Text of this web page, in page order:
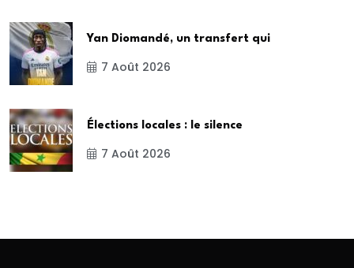
Yan Diomandé, un transfert qui
7 Août 2026
Élections locales : le silence
7 Août 2026